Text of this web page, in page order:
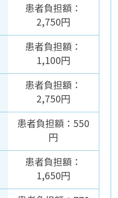
患者負担額：
2,750円
患者負担額：
1,100円
患者負担額：
2,750円
患者負担額：550
円
患者負担額：
1,650円